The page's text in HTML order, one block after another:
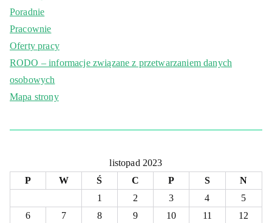
Poradnie
Pracownie
Oferty pracy
RODO – informacje związane z przetwarzaniem danych
osobowych
Mapa strony
listopad 2023
P
W Ś C P S
N
1
2 3 4
5
6
7 8 9 10 11
12